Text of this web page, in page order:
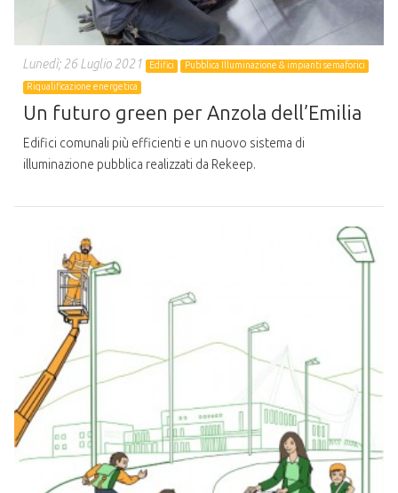
Lunedì; 26 Luglio 2021 Edifici
Pubblica Illuminazione & impianti semaforici
Riqualificazione energetica
Un futuro green per Anzola dell’Emilia
Edifici comunali più efficienti e un nuovo sistema di
illuminazione pubblica realizzati da Rekeep.